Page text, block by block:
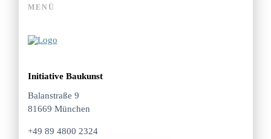
MENÜ
Initiative Baukunst
Balanstraße 9
81669 München
+49 89 4800 2324